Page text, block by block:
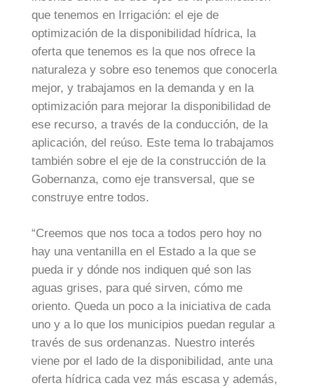
que tenemos en Irrigación: el eje de
optimización de la disponibilidad hídrica, la
oferta que tenemos es la que nos ofrece la
naturaleza y sobre eso tenemos que conocerla
mejor, y trabajamos en la demanda y en la
optimización para mejorar la disponibilidad de
ese recurso, a través de la conducción, de la
aplicación, del reúso. Este tema lo trabajamos
también sobre el eje de la construcción de la
Gobernanza, como eje transversal, que se
construye entre todos.
“Creemos que nos toca a todos pero hoy no
hay una ventanilla en el Estado a la que se
pueda ir y dónde nos indiquen qué son las
aguas grises, para qué sirven, cómo me
oriento. Queda un poco a la iniciativa de cada
uno y a lo que los municipios puedan regular a
través de sus ordenanzas. Nuestro interés
viene por el lado de la disponibilidad, ante una
oferta hídrica cada vez más escasa y además,